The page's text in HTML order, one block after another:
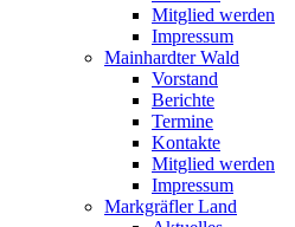
Mitglied werden
Impressum
Mainhardter Wald
Vorstand
Berichte
Termine
Kontakte
Mitglied werden
Impressum
Markgräfler Land